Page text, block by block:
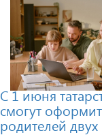
С 1 июня
смогут
родителей